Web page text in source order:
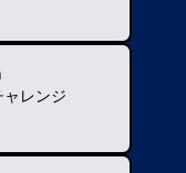
レンジ